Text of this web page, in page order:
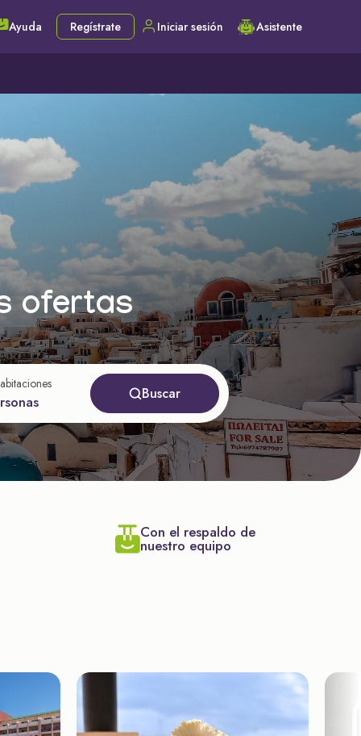
Ayuda Regístrate Iniciar sesión Asistente
ofertas
Buscar
Con el respaldo de
nuestro equipo